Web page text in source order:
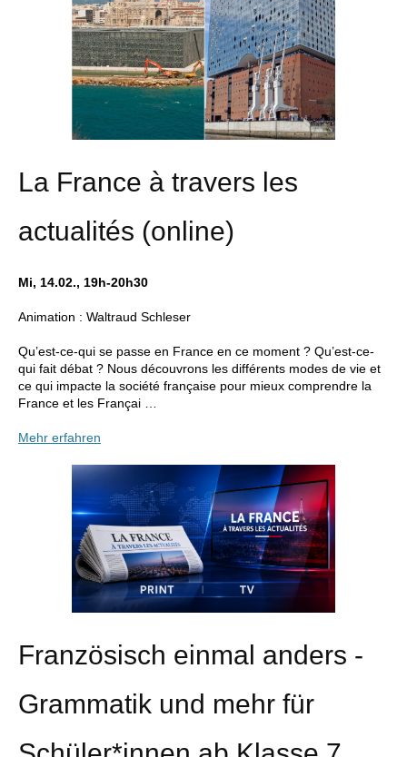
La France à travers les
actualités (online)
Mi, 14.02., 19h-20h30
Animation : Waltraud Schleser
Qu’est-ce-qui se passe en France en ce moment ? Qu’est-ce-
qui fait débat ? Nous découvrons les différents modes de vie et
ce qui impacte la société française pour mieux comprendre la
France et les Françai …
Mehr erfahren
Französisch einmal anders -
Grammatik und mehr für